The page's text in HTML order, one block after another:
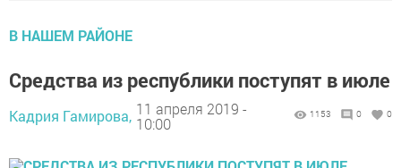
В НАШЕМ РАЙОНЕ
Средства из республики поступят в июле
Кадрия Гамирова, 11 апреля 2019 -
10:00
1153 0 0